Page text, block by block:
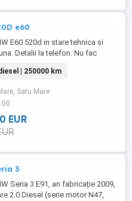
e60
E60 520d in stare tehnica si
Detalii la telefon. Nu fac
| 250000 km
Satu Mare
EUR
3
Seria 3 E91, an fabricație 2009,
2.0 Diesel (serie motor N47,